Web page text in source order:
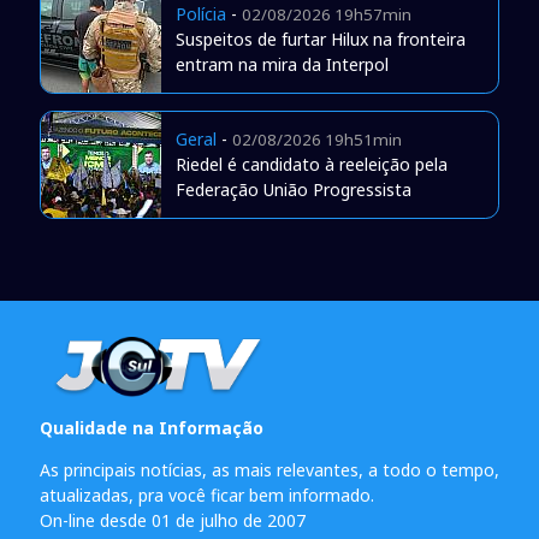
Polícia - 02/08/2026 19h57min
Suspeitos de furtar Hilux na fronteira
entram na mira da Interpol
Geral - 02/08/2026 19h51min
Riedel é candidato à reeleição pela
Federação União Progressista
Qualidade na Informação
As principais notícias, as mais relevantes, a todo o tempo,
atualizadas, pra você ficar bem informado.
On-line desde 01 de julho de 2007